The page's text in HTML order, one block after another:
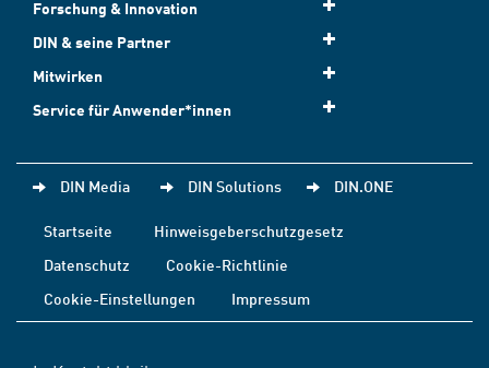
Forschung & Innovation
DIN & seine Partner
Mitwirken
Service für Anwender*innen
DIN Media DIN Solutions DIN.ONE
Startseite
Hinweisgeberschutzgesetz
Datenschutz
Cookie-Richtlinie
Cookie-Einstellungen
Impressum